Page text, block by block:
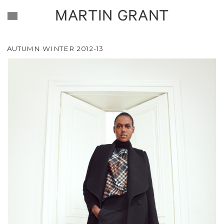
MARTIN GRANT
AUTUMN WINTER 2012-13